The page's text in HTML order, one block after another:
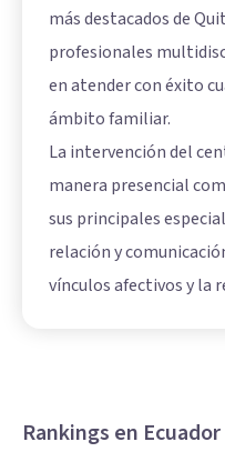
más destacados de
profesionales
en atender con éxito
ámbito familiar.
La intervención del
manera presencial
sus principales
relación y
vínculos afectivos y la
Rankings en Ecuador